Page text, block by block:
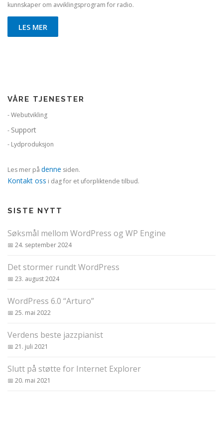
kunnskaper om avviklingsprogram for radio.
LES MER
VÅRE TJENESTER
- Webutvikling
- Support
- Lydproduksjon
Les mer på denne siden.
Kontakt oss i dag for et uforpliktende tilbud.
SISTE NYTT
Søksmål mellom WordPress og WP Engine
24. september 2024
Det stormer rundt WordPress
23. august 2024
WordPress 6.0 “Arturo”
25. mai 2022
Verdens beste jazzpianist
21. juli 2021
Slutt på støtte for Internet Explorer
20. mai 2021